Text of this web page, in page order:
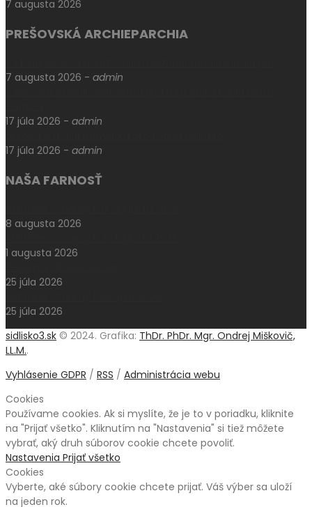
7 augusta 2026
PREŠOVSKÁ ARCHIEPARCHIA
7 augusta 2026 - admin
17 júla 2026 - admin
17 júla 2026 - admin
NAŠA FARNOSŤ
8 augusta 2026
1 augusta 2026
25 júla 2026
25 júla 2026
sidlisko3.sk © 2024. Grafika: ThDr. PhDr. Mgr. Ondrej Miškovič,
LL.M..
Vyhlásenie GDPR / RSS / Administrácia webu
Cookies
Používame cookies. Ak si myslíte, že je to v poriadku, kliknite
na "Prijať všetko". Kliknutím na "Nastavenia" si tiež môžete
vybrať, aký druh súborov cookie chcete povoliť.
Nastavenia Prijať všetko
Cookies
Vyberte, aké súbory cookie chcete prijať. Váš výber sa uloží
na jeden rok.